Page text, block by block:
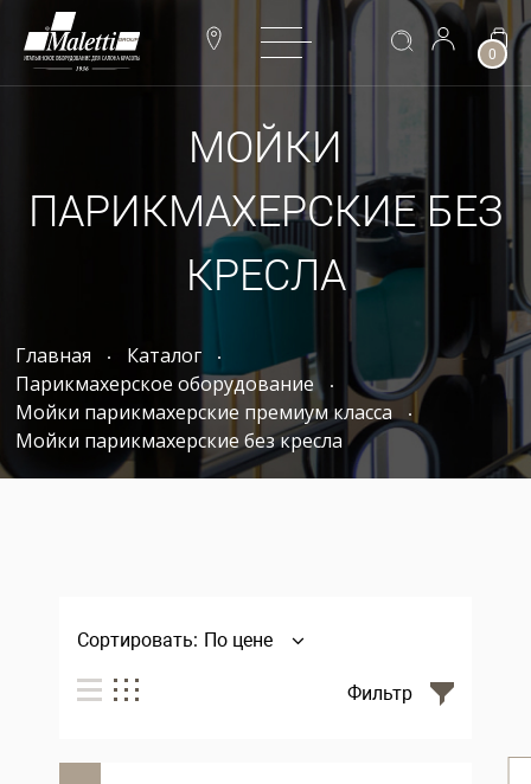
0
МОЙКИ
ПАРИКМАХЕРСКИЕ БЕЗ
КРЕСЛА
Главная
Каталог
Парикмахерское оборудование
Мойки парикмахерские премиум класса
Мойки парикмахерские без кресла
Сортировать: По цене
Фильтр